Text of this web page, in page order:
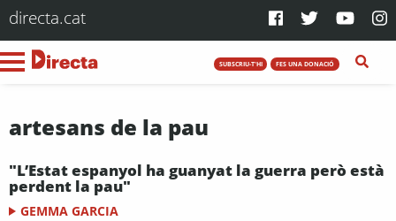
directa.cat
SUBSCRIU-T'HI FES UNA DONACIÓ
artesans de la pau
"L’Estat espanyol ha guanyat la guerra però està
perdent la pau"
GEMMA GARCIA